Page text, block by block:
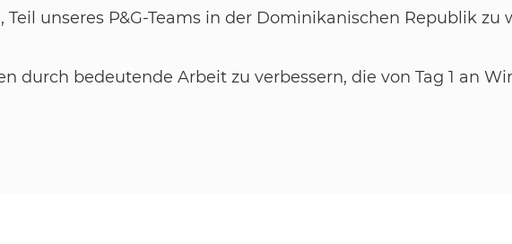
unseres P&G-Teams in der Dominikanischen Republik zu
durch bedeutende Arbeit zu verbessern, die von Tag 1 an